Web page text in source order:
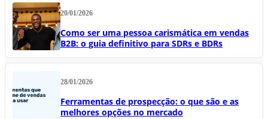
20/01/2026
Como ser uma pessoa carismática em vendas
B2B: o guia definitivo para SDRs e BDRs
28/01/2026
Ferramentas de prospecção: o que são e as
melhores opções no mercado